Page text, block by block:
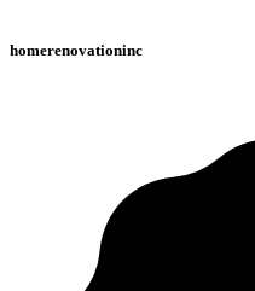
homerenovationinc